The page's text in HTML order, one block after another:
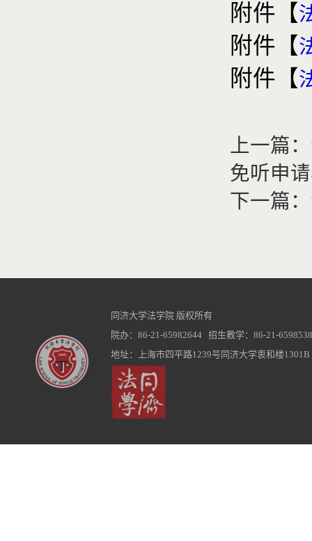
附件【
附件【
附件【
上一篇
免听申
下一篇
同济大学法学院 版权所有
院办：86-21-65982644 招生教学：86-21-
地址：上海市四平路1239号同济大学衷和楼1301B